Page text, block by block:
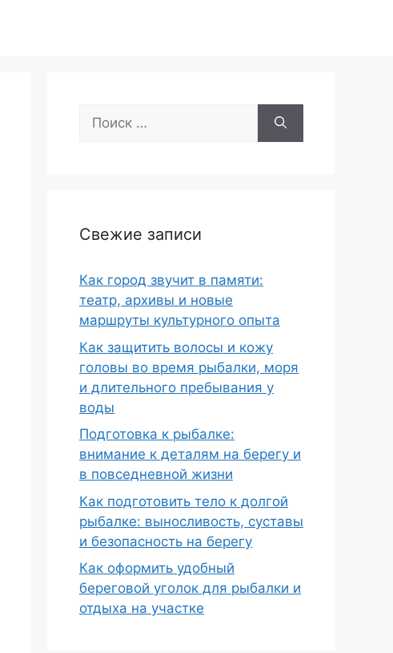
Поиск:
Свежие записи
Как город звучит в памяти:
театр, архивы и новые
маршруты культурного опыта
Как защитить волосы и кожу
головы во время рыбалки, моря
и длительного пребывания у
воды
Подготовка к рыбалке:
внимание к деталям на берегу и
в повседневной жизни
Как подготовить тело к долгой
рыбалке: выносливость, суставы
и безопасность на берегу
Как оформить удобный
береговой уголок для рыбалки и
отдыха на участке